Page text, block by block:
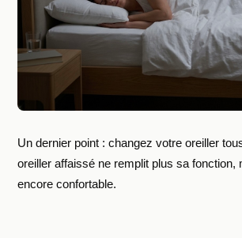
Un dernier point : changez votre oreiller
oreiller affaissé ne remplit plus sa fonction,
encore confortable.